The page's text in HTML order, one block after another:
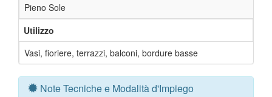
Pieno Sole
Utilizzo
Vasi, fioriere, terrazzi, balconi, bordure basse
Note Tecniche e Modalità d'Impiego